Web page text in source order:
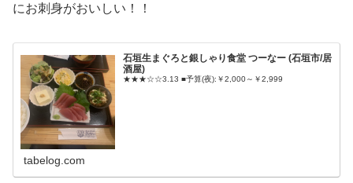
にお刺身がおいしい！！
石垣生まぐろと銀しゃり食堂 つーなー (石垣市/居
酒屋)
★★★☆☆3.13 ■予算(夜):￥2,000～￥2,999
tabelog.com